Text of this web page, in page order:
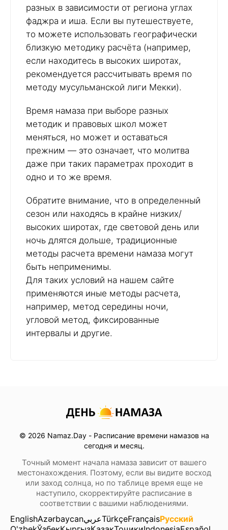
разных в зависимости от региона углах
фаджра и иша. Если вы путешествуете,
то можете использовать географически
близкую методику расчёта (например,
если находитесь в высоких широтах,
рекомендуется рассчитывать время по
методу мусульманской лиги Мекки).
Время намаза при выборе разных
методик и правовых школ может
меняться, но может и оставаться
прежним — это означает, что молитва
даже при таких параметрах проходит в
одно и то же время.
Обратите внимание, что в определенный
сезон или находясь в крайне низких/
высоких широтах, где световой день или
ночь длятся дольше, традиционные
методы расчета времени намаза могут
быть неприменимы.
Для таких условий на нашем сайте
применяются иные методы расчета,
например, метод середины ночи,
угловой метод, фиксированные
интервалы и другие.
© 2026 Namaz.Day - Расписание времени намазов на
сегодня и месяц.
Точный момент начала намаза зависит от вашего
местонахождения. Поэтому, если вы видите восход
или заход солнца, но по таблице время еще не
наступило, скорректируйте расписание в
соответствии с вашими наблюдениями.
EnglishAzərbaycanعربيTürkçeFrançaisРусский